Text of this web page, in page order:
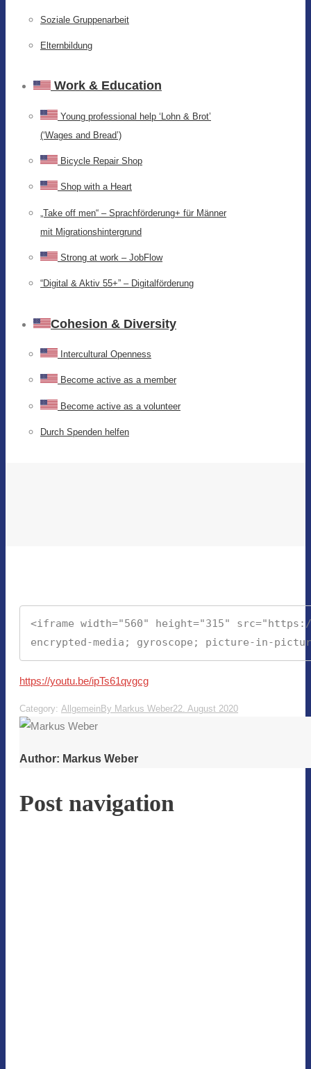
Soziale Gruppenarbeit
Elternbildung
Work & Education
Young professional help ‘Lohn & Brot’
(‘Wages and Bread’)
Bicycle Repair Shop
Shop with a Heart
„Take off men“ – Sprachförderung+ für Männer
mit Migrationshintergrund
Strong at work – JobFlow
“Digital & Aktiv 55+” – Digitalförderung
Cohesion & Diversity
Intercultural Openness
Become active as a member
Become active as a volunteer
Durch Spenden helfen
<iframe width="560" height="315" src="https://
encrypted-media; gyroscope; picture-in-
https://youtu.be/ipTs61qvgcg
Category: AllgemeinBy Markus Weber22. August 2020
Author: Markus Weber
Post navigation